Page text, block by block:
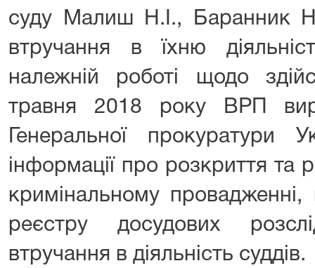
суду Малиш Н.І., Баранник
втручання в їхню
належній роботі щодо
травня 2018 року ВРП
Генеральної прокуратури
інформації про розкриття та
кримінальному
реєстру досудових
втручання в діяльність суддів.